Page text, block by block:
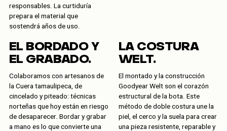
responsables. La curtiduría
prepara el material que
sostendrá años de uso.
EL BORDADO Y
EL GRABADO.
Colaboramos con artesanos de
la Cuera tamaulipeca, de
cincelado y piteado: técnicas
norteñas que hoy están en riesgo
de desaparecer. Bordar y grabar
a mano es lo que convierte una
LA COSTURA
WELT.
El montado y la construcción
Goodyear Welt son el corazón
estructural de la bota. Este
método de doble costura une la
piel, el cerco y la suela para crear
una pieza resistente, reparable y